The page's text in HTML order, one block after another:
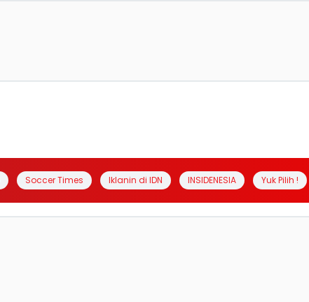
Soccer Times Iklanin di IDN INSIDENESIA Yuk Pilih !